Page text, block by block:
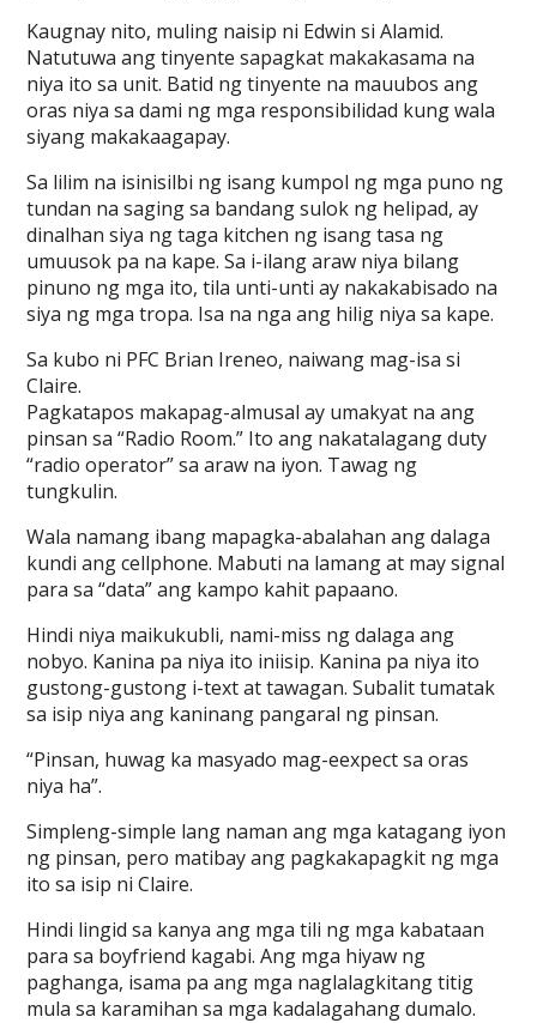
Kaugnay nito, muling naisip ni Edwin si Alamid.
Natutuwa ang tinyente sapagkat makakasama na
niya ito sa unit. Batid ng tinyente na mauubos ang
oras niya sa dami ng mga responsibilidad kung wala
siyang makakaagapay.
Sa lilim na isinisilbi ng isang kumpol ng mga puno ng
tundan na saging sa bandang sulok ng helipad, ay
dinalhan siya ng taga kitchen ng isang tasa ng
umuusok pa na kape. Sa i-ilang araw niya bilang
pinuno ng mga ito, tila unti-unti ay nakakabisado na
siya ng mga tropa. Isa na nga ang hilig niya sa kape.
Sa kubo ni PFC Brian Ireneo, naiwang mag-isa si
Claire.
Pagkatapos makapag-almusal ay umakyat na ang
pinsan sa “Radio Room.” Ito ang nakatalagang duty
“radio operator” sa araw na iyon. Tawag ng
tungkulin.
Wala namang ibang mapagka-abalahan ang dalaga
kundi ang cellphone. Mabuti na lamang at may signal
para sa “data” ang kampo kahit papaano.
Hindi niya maikukubli, nami-miss ng dalaga ang
nobyo. Kanina pa niya ito iniisip. Kanina pa niya ito
gustong-gustong i-text at tawagan. Subalit tumatak
sa isip niya ang kaninang pangaral ng pinsan.
“Pinsan, huwag ka masyado mag-eexpect sa oras
niya ha”.
Simpleng-simple lang naman ang mga katagang iyon
ng pinsan, pero matibay ang pagkakapagkit ng mga
ito sa isip ni Claire.
Hindi lingid sa kanya ang mga tili ng mga kabataan
para sa boyfriend kagabi. Ang mga hiyaw ng
paghanga, isama pa ang mga naglalagkitang titig
mula sa karamihan sa mga kadalagahang dumalo.